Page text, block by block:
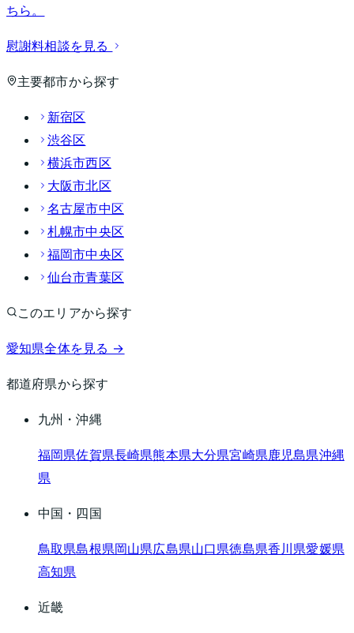
ちら。
慰謝料相談を見る
主要都市から探す
新宿区
渋谷区
横浜市西区
大阪市北区
名古屋市中区
札幌市中央区
福岡市中央区
仙台市青葉区
このエリアから探す
愛知県全体を見る →
都道府県から探す
九州・沖縄
福岡県佐賀県長崎県熊本県大分県宮崎県鹿児島県沖縄
県
中国・四国
鳥取県島根県岡山県広島県山口県徳島県香川県愛媛県
高知県
近畿